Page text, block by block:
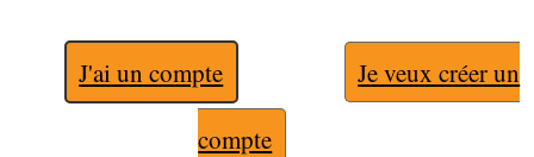
J'ai un compte
Je veux créer un
compte